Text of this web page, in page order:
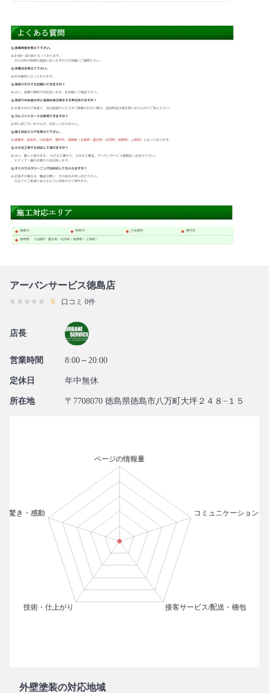
アーバンサービス徳島店
0 口コミ 0件
店長
営業時間 8:00～20:00
定休日 年中無休
所在地 〒7708070 徳島県徳島市八万町大坪２４８−１５
外壁塗装の対応地域